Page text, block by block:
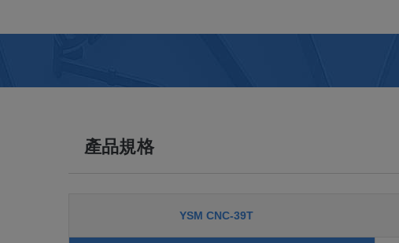
產品規格
YSM CNC-39T